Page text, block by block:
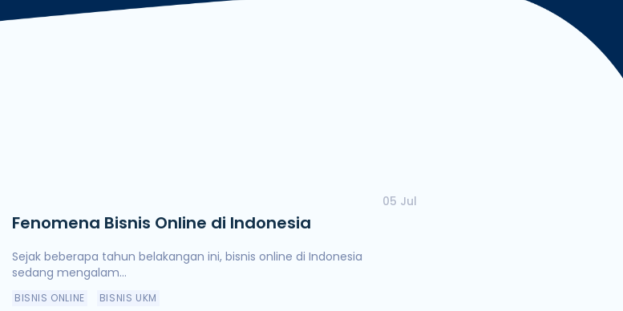
05 Jul
Fenomena Bisnis Online di Indonesia
Sejak beberapa tahun belakangan ini, bisnis online di Indonesia
sedang mengalam...
BISNIS ONLINE BISNIS UKM